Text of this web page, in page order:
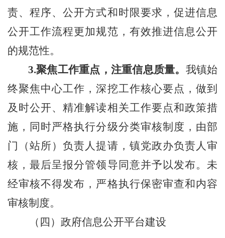
责、程序、公开方式和时限要求， 促进信息
公开工作流程更加规范，有效推进信息公开
的规范性。
3.聚焦工作重点，注重信息质量。 我镇始
终聚焦中心工作，深挖工作核心要点，做到
及时公开、精准解读相关工作要点和政策措
施，同时严格执行分级分类审核制度，由部
门（站所）负责人提请，镇党政办负责人审
核，最后呈报分管领导同意并予以发布。未
经审核不得发布，严格执行保密审查和内容
审核制度。
（四）政府信息公开平台建设